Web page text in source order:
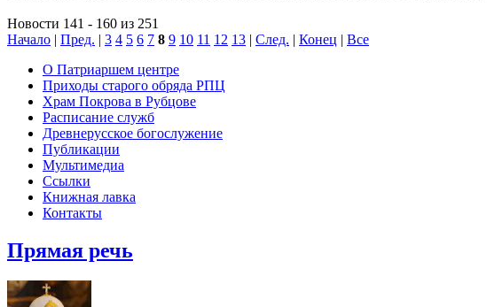
Новости 141 - 160 из 251
Начало | Пред. | 3 4 5 6 7 8 9 10 11 12 13 | След. | Конец | Все
О Патриаршем центре
Приходы старого обряда РПЦ
Храм Покрова в Рубцове
Расписание служб
Древнерусское богослужение
Публикации
Мультимедиа
Ссылки
Книжная лавка
Контакты
Прямая речь